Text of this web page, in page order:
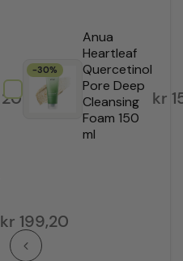
209,30
-30%
Anua
Heartleaf
Quercetinol
Pore Deep
Cleansing
Foam 150
ml
kr
kr 199,20